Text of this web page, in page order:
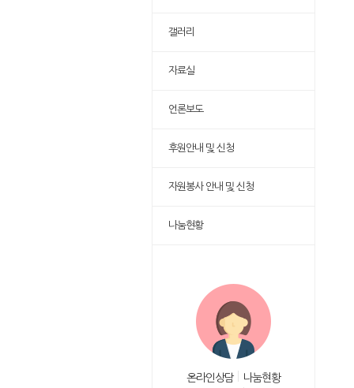
갤러리
자료실
언론보도
후원안내 및 신청
자원봉사 안내 및 신청
나눔현황
온라인상담
나눔현황